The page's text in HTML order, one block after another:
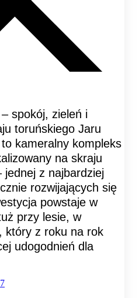
spokój, zieleń i
toruńskiego Jaru
kameralny kompleks
na skraju
z najbardziej
rozwijających się
powstaje w
przy lesie, w
który z roku na rok
udogodnień dla